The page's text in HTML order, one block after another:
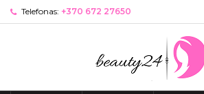
Telefonas: +370 672 27650